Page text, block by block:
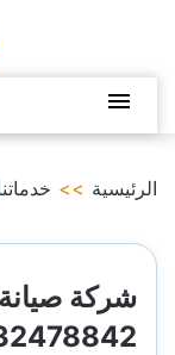
المحتوى
الرئيسية >>
شركة